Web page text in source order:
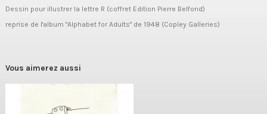
Dessin pour illustrer la lettre R (coffret Edition Pierre Belfond)
reprise de l'album "Alphabet for Adults" de 1948 (Copley Galleries)
Vous aimerez aussi